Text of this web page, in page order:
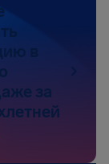
в
за